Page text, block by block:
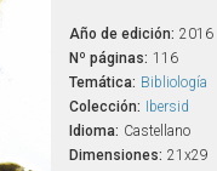
Año de edición: 2016
Nº páginas: 116
Temática: Bibliología
Colección:
Ibersid
Idioma: Castellano
Dimensiones: 21x29